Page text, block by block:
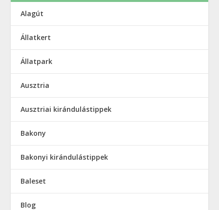
Alagút
Állatkert
Állatpark
Ausztria
Ausztriai kirándulástippek
Bakony
Bakonyi kirándulástippek
Baleset
Blog